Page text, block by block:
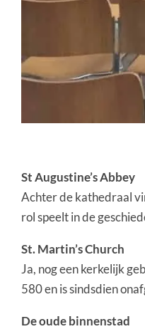
St Augustine’s Abbey
Achter de kathedraal
rol speelt in de
St. Martin’s Church
Ja, nog een kerkelijk
580 en is sindsdien
De oude binnenstad